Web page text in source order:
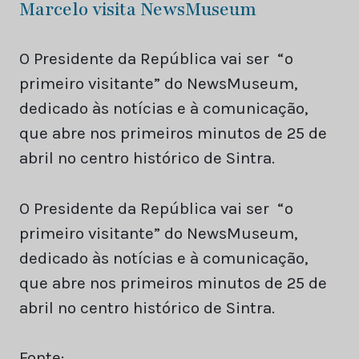
Marcelo visita NewsMuseum
O Presidente da República vai ser “o
primeiro visitante” do NewsMuseum,
dedicado às notícias e à comunicação,
que abre nos primeiros minutos de 25 de
abril no centro histórico de Sintra.
O Presidente da República vai ser “o
primeiro visitante” do NewsMuseum,
dedicado às notícias e à comunicação,
que abre nos primeiros minutos de 25 de
abril no centro histórico de Sintra.